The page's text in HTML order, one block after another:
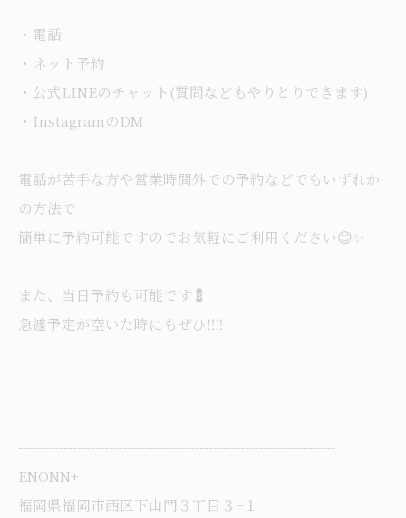
・電話
・ネット予約
・公式LINEのチャット(質問などもやりとりできます)
・InstagramのDM
電話が苦手な方や営業時間外での予約などでもいずれか
の方法で
簡単に予約可能ですのでお気軽にご利用ください😊✨
また、当日予約も可能です💈
急遽予定が空いた時にもぜひ‼️‼️
----------------------------------------------------------------------
ENONN+
福岡県福岡市西区下山門３丁目３−１